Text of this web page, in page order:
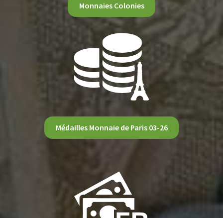
Monnaies Colonies
Médailles Monnaie de Paris 03-26